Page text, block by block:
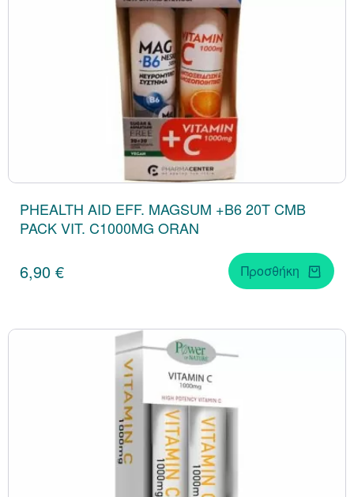
PHEALTH AID EFF. MAGSUM +B6 20T CMB
PACK VIT. C1000MG ORAN
6,90 € Προσθήκη